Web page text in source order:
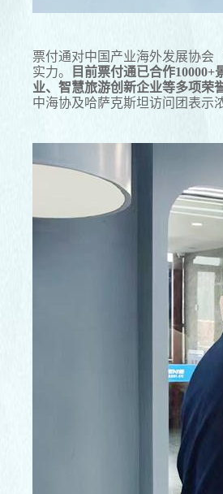
票付通对中国产业海外发展协会
实力。
目前票付通已合作10000+
业、智慧旅游创新企业等多项荣
中海协及哈萨克斯坦访问团表示